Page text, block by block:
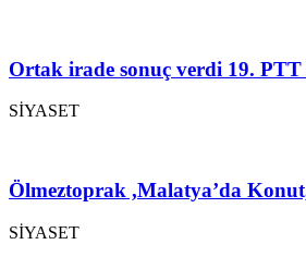
Ortak irade sonuç verdi 19.
SİYASET
Ölmeztoprak ,Malatya’da
SİYASET